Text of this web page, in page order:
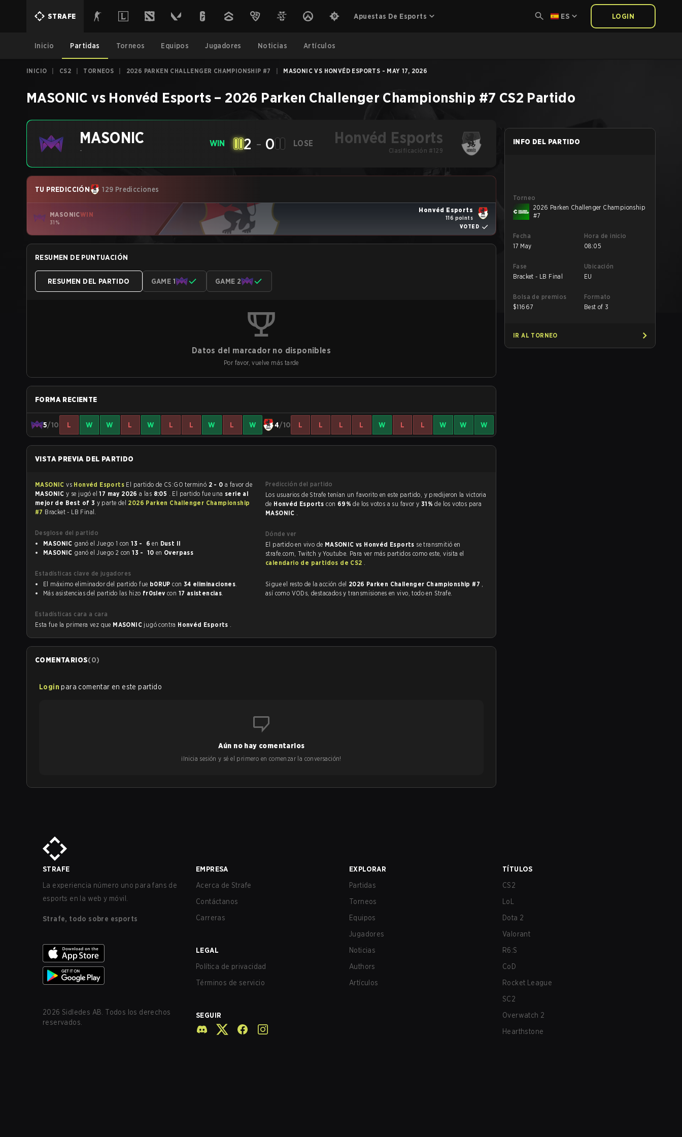
STRAFE Apuestas De Esports ES LOGIN
Inicio Partidas Torneos Equipos Jugadores Noticias Artículos
INICIO CS2 TORNEOS 2026 PARKEN CHALLENGER CHAMPIONSHIP #7 MASONIC VS HONVÉD ESPORTS - MAY 17, 2026
MASONIC vs Honvéd Esports – 2026 Parken Challenger Championship #7 CS2 Partido
MASONIC
-
WIN 2 - 0 LOSE Honvéd Esports
Clasificación #129
TU PREDICCIÓN 129 Predicciones
MASONICWIN
31%
Honvéd Esports
116 points
VOTED
RESUMEN DE PUNTUACIÓN
RESUMEN DEL PARTIDO GAME 1 GAME 2
Datos del marcador no disponibles
Por favor, vuelve más tarde
FORMA RECIENTE
5/10 L W W L W L L W L W 4/10 L L L L W L L W W W
VISTA PREVIA DEL PARTIDO
MASONICvs Honvéd Esports El partido de CS:GO terminó 2 - 0 a favor de
MASONICy se jugó el17 may 2026a las 8:05 . El partido fue una serie al
mejor de Best of 3 y parte del 2026 Parken Challenger Championship
#7 Bracket - LB Final.
Desglose del partido
MASONIC
ganó el Juego 1 con 13 - 6 en Dust II
MASONIC
ganó el Juego 2 con 13 - 10 en Overpass
Estadísticas clave de jugadores
El máximo eliminador del partido fue b0RUP con 34 eliminaciones.
Más asistencias del partido las hizo fr0slev con 17 asistencias.
Estadísticas cara a cara
Esta fue la primera vez que MASONIC jugó contra Honvéd Esports .
Predicción del partido
Los usuarios de Strafe tenían un favorito en este partido, y predijeron la victoria
de Honvéd Esportscon 69%de los votos a su favor y 31%de los votos para
MASONIC .
Dónde ver
El partido en vivo de MASONIC vs Honvéd Esports se transmitió en
strafe.com, Twitch y Youtube. Para ver más partidos como este, visita el
calendario de partidos de CS2 .
Sigue el resto de la acción del 2026 Parken Challenger Championship #7 ,
así como VODs, destacados y transmisiones en vivo, todo en Strafe.
COMENTARIOS(0)
Login para comentar en este partido
Aún no hay comentarios
¡Inicia sesión y sé el primero en comenzar la conversación!
INFO DEL PARTIDO
Torneo
2026 Parken Challenger Championship
#7
Fecha
17 May
Hora de inicio
08:05
Fase
Bracket - LB Final
Ubicación
EU
Bolsa de premios
$11667
Formato
Best of 3
IR AL TORNEO
STRAFE
La experiencia número uno para fans de
esports en la web y móvil.
Strafe, todo sobre esports
2026 Sidledes AB. Todos los derechos
reservados.
EMPRESA
Acerca de Strafe
Contáctanos
Carreras
LEGAL
Política de privacidad
Términos de servicio
SEGUIR
EXPLORAR
Partidas
Torneos
Equipos
Jugadores
Noticias
Authors
Artículos
TÍTULOS
CS2
LoL
Dota 2
Valorant
R6:S
CoD
Rocket League
SC2
Overwatch 2
Hearthstone